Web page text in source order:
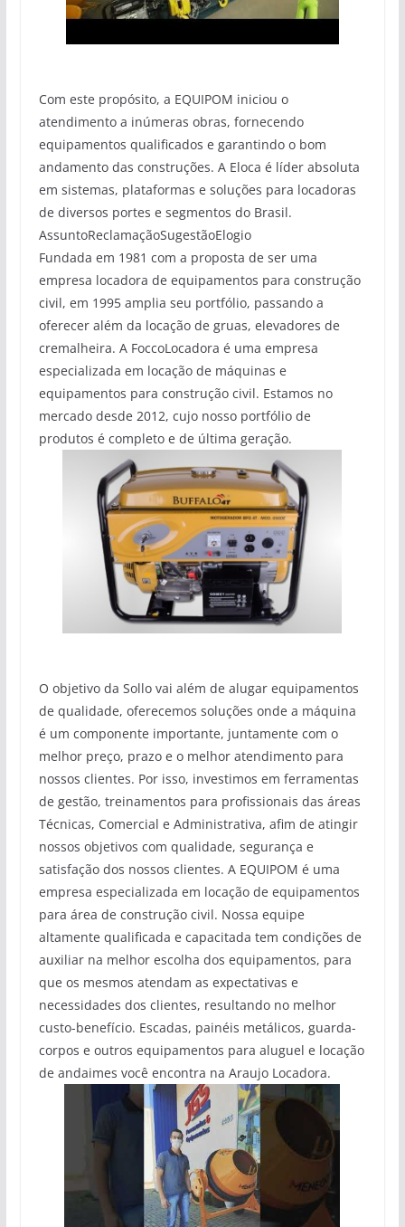
Com este propósito, a EQUIPOM iniciou o
atendimento a inúmeras obras, fornecendo
equipamentos qualificados e garantindo o bom
andamento das construções. A Eloca é líder absoluta
em sistemas, plataformas e soluções para locadoras
de diversos portes e segmentos do Brasil.
AssuntoReclamaçãoSugestãoElogio
Fundada em 1981 com a proposta de ser uma
empresa locadora de equipamentos para construção
civil, em 1995 amplia seu portfólio, passando a
oferecer além da locação de gruas, elevadores de
cremalheira. A FoccoLocadora é uma empresa
especializada em locação de máquinas e
equipamentos para construção civil. Estamos no
mercado desde 2012, cujo nosso portfólio de
produtos é completo e de última geração.
O objetivo da Sollo vai além de alugar equipamentos
de qualidade, oferecemos soluções onde a máquina
é um componente importante, juntamente com o
melhor preço, prazo e o melhor atendimento para
nossos clientes. Por isso, investimos em ferramentas
de gestão, treinamentos para profissionais das áreas
Técnicas, Comercial e Administrativa, afim de atingir
nossos objetivos com qualidade, segurança e
satisfação dos nossos clientes. A EQUIPOM é uma
empresa especializada em locação de equipamentos
para área de construção civil. Nossa equipe
altamente qualificada e capacitada tem condições de
auxiliar na melhor escolha dos equipamentos, para
que os mesmos atendam as expectativas e
necessidades dos clientes, resultando no melhor
custo-benefício. Escadas, painéis metálicos, guarda-
corpos e outros equipamentos para aluguel e locação
de andaimes você encontra na Araujo Locadora.